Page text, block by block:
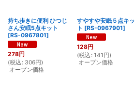
持ち歩きに便利 ひつじ
さん安眠5点キット
[RS-0967801]
278円
(税込 : 306円)
オープン価格
すやすや安眠５点キッ
ト [RS-0967901]
128円
(税込 : 141 円)
オープン価格